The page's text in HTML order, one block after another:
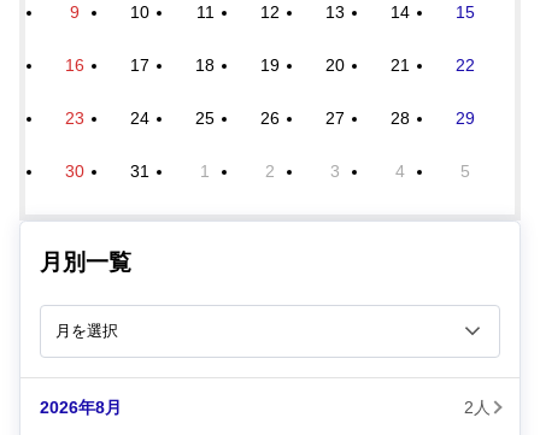
9 10 11 12 13 14 15
16 17 18 19 20 21 22
23 24 25 26 27 28 29
30 31 1 2 3 4 5
月別一覧
2026年8月 2人